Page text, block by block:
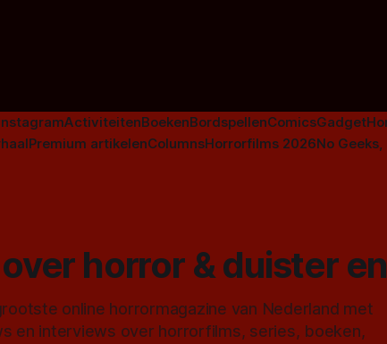
ActiviteitenBoekenBordspellenComicsGadget
Premium artikelenColumnsHorrorfilms 2026No
horror & duister
online horrormagazine van Nederland met
en interviews over horrorfilms, series, boeken,